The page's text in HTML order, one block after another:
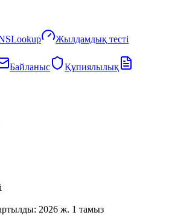
Жылдамдық тесті
Байланыс
Құпиялылық
2026 ж. 1 тамыз